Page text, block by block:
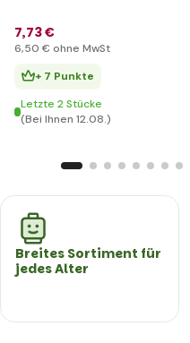
7,73 €
6,50 € ohne MwSt
+ 7 Punkte
Letzte 2 Stücke
(Bei Ihnen 12.08.)
Breites Sortiment für
jedes Alter